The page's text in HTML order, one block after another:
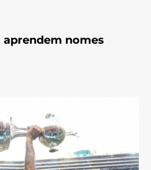
aprendem nomes